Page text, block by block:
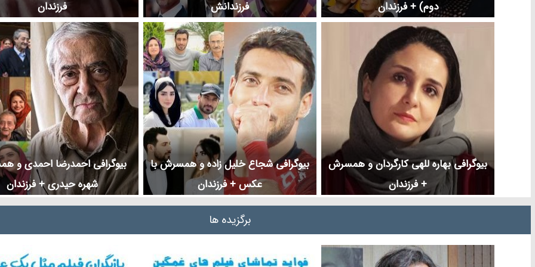
دوم) + فرزندان فرزندانش فرزندان
بیوگرافی بهاره للهی کارگردان و همسرش
+ فرزندان
بیوگرافی شجاع خلیل زاده و همسرش با
عکس + فرزندان
بیوگرافی احمدرضا احمدی و
شهره حیدری + فرزندان
برگزیده ها